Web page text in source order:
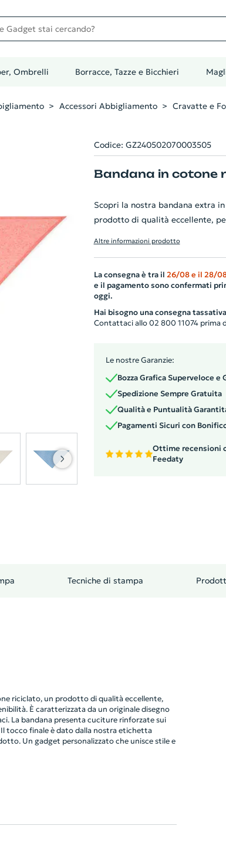
stai cercando?
Ombrelli Borracce, Tazze e Bicchieri
Accessori Abbigliamento Cravatte e
Codice: GZ240502070003505
Bandana in cotone
Scopri la nostra bandana extra
prodotto di qualità eccellente,
lati per garantire resistenza e
finale è dato dalla nostra
sottolinea l'unicità di questo
personalizzato che unisce stile e
Altre informazioni prodotto
La consegna è tra il 26/08 e il 28/
e il pagamento sono confermati
oggi.
Hai bisogno una consegna
Contattaci allo 02 800 11074 prima
Le nostre Garanzie:
Bozza Grafica Superveloce e
Spedizione Sempre Gratuita
Qualità e Puntualità
Pagamenti Sicuri con
Ottime recensioni
Feedaty
Tecniche di stampa
riciclato, un prodotto di qualità eccellente,
È caratterizzata da un originale disegno
La bandana presenta cuciture rinforzate sui
tocco finale è dato dalla nostra etichetta
Un gadget personalizzato che unisce stile e